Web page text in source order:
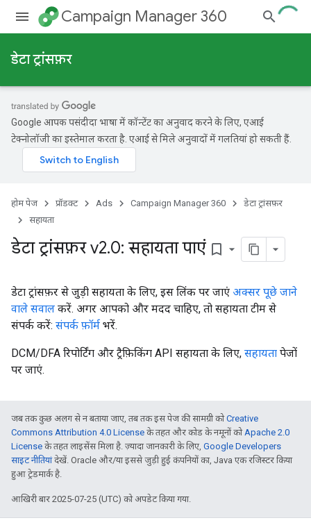
Campaign Manager 360
डेटा ट्रांसफ़र
Google आपकी पसंदीदा भाषा में कॉन्टेंट का अनुवाद करने के लिए, एआई
टेक्नोलॉजी का इस्तेमाल करता है. एआई से मिले अनुवादों में गलतियां हो सकती हैं.
होम पेज प्रॉडक्ट Ads Campaign Manager 360
डेटा ट्रांसफ़र
सहायता
डेटा ट्रांसफ़र v2.0: सहायता पाएं bookmark_border
डेटा ट्रांसफ़र से जुड़ी सहायता के लिए, इस लिंक पर जाएं अक्सर पूछे जाने
वाले सवाल करें. अगर आपको और मदद चाहिए, तो सहायता टीम से
संपर्क करें: संपर्क फ़ॉर्म भरें.
DCM/DFA रिपोर्टिंग और ट्रैफ़िकिंग API सहायता के लिए, सहायता पेजों
पर जाएं.
जब तक कुछ अलग से न बताया जाए, तब तक इस पेज की सामग्री कोCreative
Commons Attribution 4.0 License के तहत और कोड के नमूनों कोApache 2.0
License के तहत लाइसेंस मिला है. ज़्यादा जानकारी के लिए, Google Developers
साइट नीतियांदेखें. Oracle और/या इससे जुड़ी हुई कंपनियों का, Java एक रजिस्टर किया
हुआ ट्रेडमार्क है.
आखिरी बार 2025-07-25 (UTC) को अपडेट किया गया.